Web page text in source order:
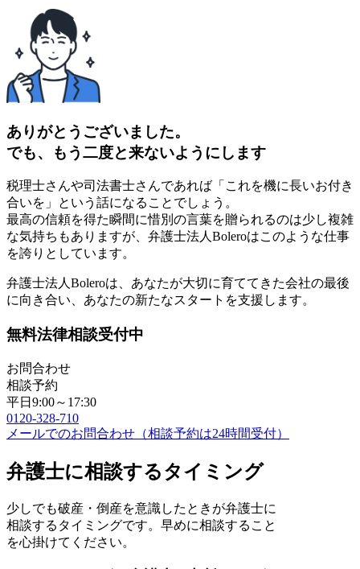
ありがとうございました。
でも、もう二度と来ないようにします
税理士さんや司法書士さんであれば「これを機に長いお付き
合いを」という話になることでしょう。
最高の信頼を得た瞬間に惜別の言葉を贈られるのは少し複雑
な気持ちもありますが、弁護士法人Boleroはこのような仕事
を誇りとしています。
弁護士法人Boleroは、あなたが大切に育ててきた会社の最後
に向き合い、あなたの新たなスタートを支援します。
無料法律相談受付中
お問合わせ
相談予約
平日9:00～17:30
0120-328-710
メールでのお問合わせ（相談予約は24時間受付）
弁護士に相談するタイミング
少しでも破産・倒産を意識したときが弁護士に
相談するタイミングです。早めに相談すること
を心掛けてください。